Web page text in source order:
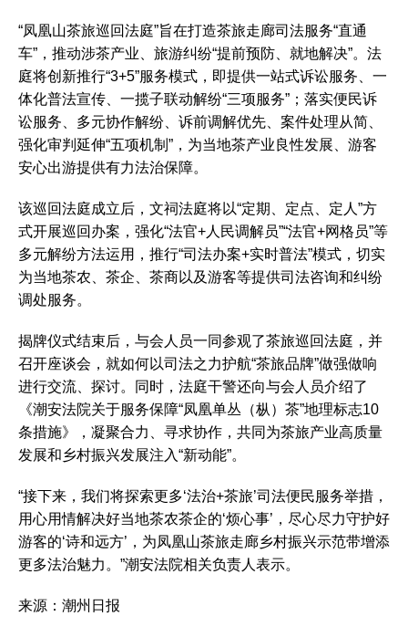
“凤凰山茶旅巡回法庭”旨在打造茶旅走廊司法服务“直通
车”，推动涉茶产业、旅游纠纷“提前预防、就地解决”。法
庭将创新推行“3+5”服务模式，即提供一站式诉讼服务、一
体化普法宣传、一揽子联动解纷“三项服务”；落实便民诉
讼服务、多元协作解纷、诉前调解优先、案件处理从简、
强化审判延伸“五项机制”，为当地茶产业良性发展、游客
安心出游提供有力法治保障。
该巡回法庭成立后，文祠法庭将以“定期、定点、定人”方
式开展巡回办案，强化“法官+人民调解员”“法官+网格员”等
多元解纷方法运用，推行“司法办案+实时普法”模式，切实
为当地茶农、茶企、茶商以及游客等提供司法咨询和纠纷
调处服务。
揭牌仪式结束后，与会人员一同参观了茶旅巡回法庭，并
召开座谈会，就如何以司法之力护航“茶旅品牌”做强做响
进行交流、探讨。同时，法庭干警还向与会人员介绍了
《潮安法院关于服务保障“凤凰单丛（枞）茶”地理标志10
条措施》，凝聚合力、寻求协作，共同为茶旅产业高质量
发展和乡村振兴发展注入“新动能”。
“接下来，我们将探索更多‘法治+茶旅’司法便民服务举措，
用心用情解决好当地茶农茶企的‘烦心事’，尽心尽力守护好
游客的‘诗和远方’，为凤凰山茶旅走廊乡村振兴示范带增添
更多法治魅力。”潮安法院相关负责人表示。
来源：潮州日报